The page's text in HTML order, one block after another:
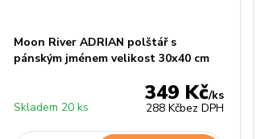
Moon River ADRIAN polštář s
pánským jménem velikost 30x40 cm
349 Kč/ks
288 Kčbez DPH
Skladem 20 ks